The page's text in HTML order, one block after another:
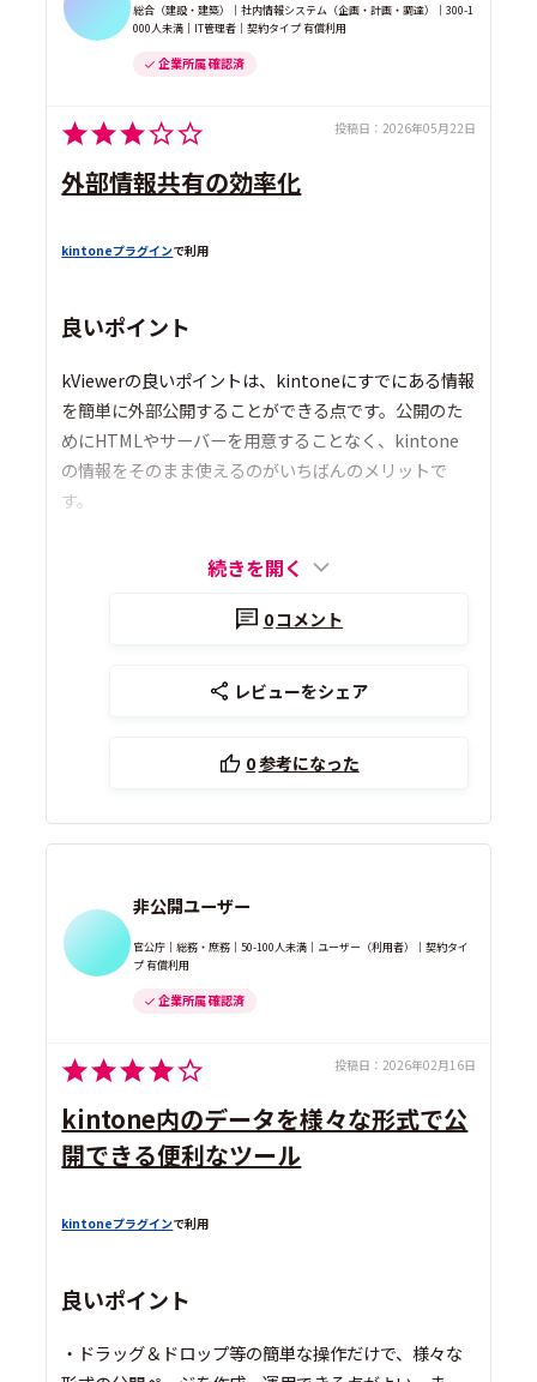
総合（建設・建築）｜社内情報システム（企画・計画・調達）｜300-1
000人未満｜IT管理者｜契約タイプ 有償利用
企業所属 確認済
投稿日： 2026年05月22日
外部情報共有の効率化
kintoneプラグインで利用
良いポイント
kViewerの良いポイントは、kintoneにすでにある情報
を簡単に外部公開することができる点です。公開のた
めにHTMLやサーバーを用意することなく、kintone
の情報をそのまま使えるのがいちばんのメリットで
す。
続きを開く
0コメント
レビューをシェア
0参考になった
非公開ユーザー
官公庁｜総務・庶務｜50-100人未満｜ユーザー（利用者）｜契約タイ
プ 有償利用
企業所属 確認済
投稿日： 2026年02月16日
kintone内のデータを様々な形式で公
開できる便利なツール
kintoneプラグインで利用
良いポイント
・ドラッグ＆ドロップ等の簡単な操作だけで、様々な